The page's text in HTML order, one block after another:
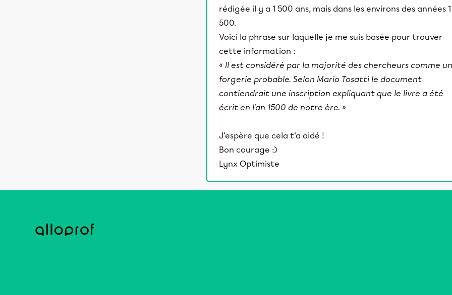
rédigée il y a 1 500 ans, mais dans les environs des années 1
500.
Voici la phrase sur laquelle je me suis basée pour trouver
cette information :
« Il est considéré par la majorité des chercheurs comme
forgerie probable. Selon Mario Tosatti le document
contiendrait une inscription expliquant que le livre a été
écrit en l'an 1500 de notre ère. »
J'espère que cela t'a aidé !
Bon courage :)
Lynx Optimiste